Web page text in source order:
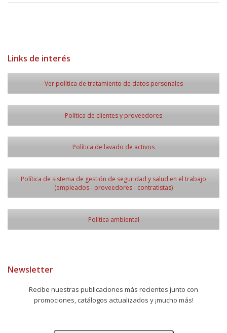
Links de interés
Ver política de tratamiento de datos personales
Política de clientes y proveedores
Política de lavado de activos
Política de sistema de gestión de seguridad y salud en el trabajo
(empleados - proveedores - contratistas)
Política ambiental
Newsletter
Recibe nuestras publicaciones más recientes junto con
promociones, catálogos actualizados y ¡mucho más!